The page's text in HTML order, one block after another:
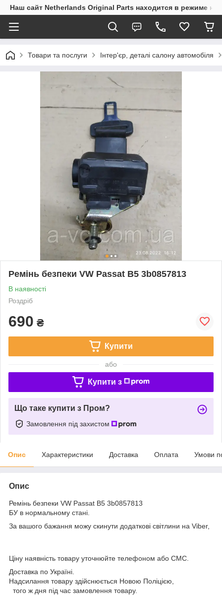
Наш сайт Netherlands Original Parts находится в режиме
Товари та послуги Інтер'єр, деталі салону автомобіля
Ремінь безпеки VW Passat B5 3b0857813
В наявності
Роздріб
690 ₴
Купити
або
Купити з
Що таке купити з Пром?
Замовлення під захистом
Опис Характеристики Доставка Оплата Умови
Опис
Ремінь безпеки VW Passat B5 3b0857813
БУ в нормальному стані.
За вашого бажання можу скинути додаткові світлини на Viber,
Ціну наявність товару уточнюйте телефоном або СМС.
Доставка по Україні.
Надсилання товару здійснюється Новою Поліцією,
того ж дня під час замовлення товару.